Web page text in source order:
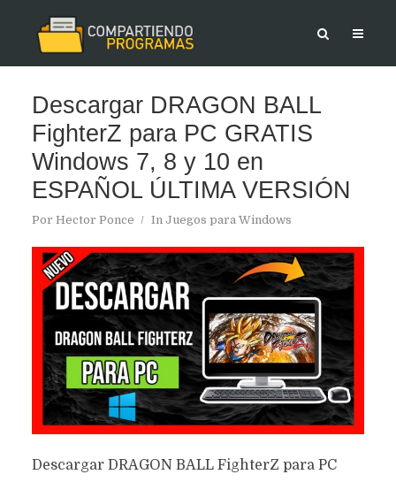
Descargar DRAGON BALL
FighterZ para PC GRATIS
Windows 7, 8 y 10 en
ESPAÑOL ÚLTIMA VERSIÓN
Por Hector Ponce In Juegos para Windows
Descargar DRAGON BALL FighterZ para PC